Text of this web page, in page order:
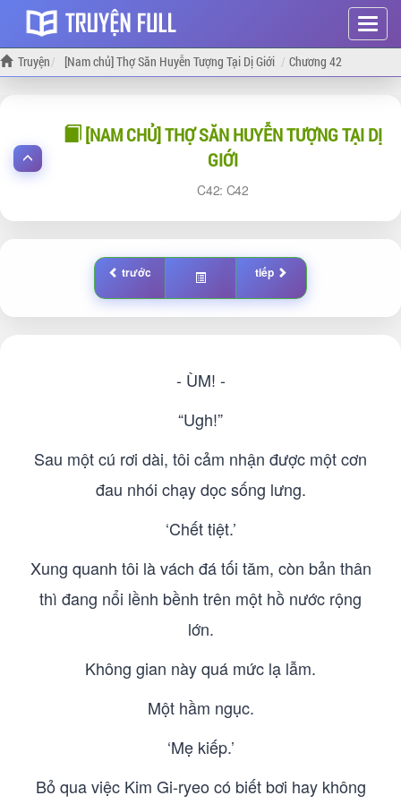
Hiện
menu
Truyện [Nam chủ] Thợ Săn Huyễn Tượng Tại Dị Giới Chương 42
[NAM CHỦ] THỢ SĂN HUYỄN TƯỢNG TẠI DỊ
GIỚI
42: 42
trước tiếp
- ÙM! -
“Ugh!”
Sau một cú rơi dài, tôi cảm nhận được một cơn
đau nhói chạy dọc sống lưng.
‘Chết tiệt.’
Xung quanh tôi là vách đá tối tăm, còn bản thân
thì đang nổi lềnh bềnh trên một hồ nước rộng
lớn.
Không gian này quá mức lạ lẫm.
Một hầm ngục.
‘Mẹ kiếp.’
Bỏ qua việc Kim Gi-ryeo có biết bơi hay không